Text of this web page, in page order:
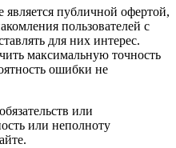
публичной офертой,
пользователей с
для них интерес.
максимальную точность
ошибки не
или
или неполноту